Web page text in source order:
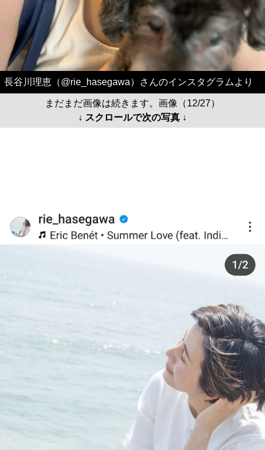
長谷川理恵（@rie_hasegawa）さんのインスタグラムより
まだまだ画像は続きます。画像（12/27）
↓ スクロールで次の写真 ↓